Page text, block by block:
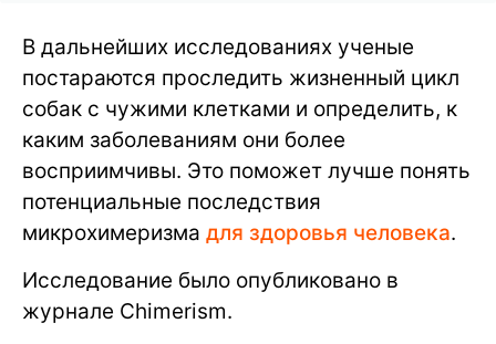
В дальнейших исследованиях ученые
постараются проследить жизненный цикл
собак с чужими клетками и определить, к
каким заболеваниям они более
восприимчивы. Это поможет лучше понять
потенциальные последствия
микрохимеризма для здоровья человека.
Исследование было опубликовано в
журнале Chimerism.